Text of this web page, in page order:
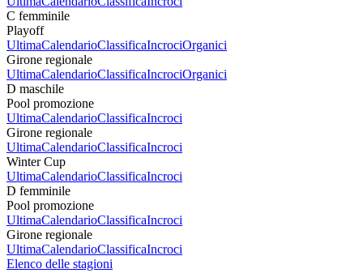
C femminile
Playoff
UltimaCalendarioClassificaIncrociOrganici
Girone regionale
UltimaCalendarioClassificaIncrociOrganici
D maschile
Pool promozione
UltimaCalendarioClassificaIncroci
Girone regionale
UltimaCalendarioClassificaIncroci
Winter Cup
UltimaCalendarioClassificaIncroci
D femminile
Pool promozione
UltimaCalendarioClassificaIncroci
Girone regionale
UltimaCalendarioClassificaIncroci
Elenco delle stagioni